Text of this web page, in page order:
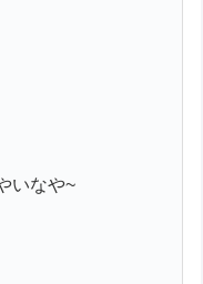
いなや~